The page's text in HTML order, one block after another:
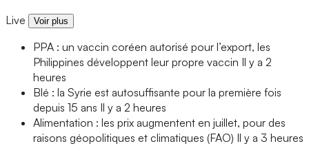
Live Voir plus
PPA : un vaccin coréen autorisé pour l’export, les
Philippines développent leur propre vaccin Il y a 2
heures
Blé : la Syrie est autosuffisante pour la première fois
depuis 15 ans Il y a 2 heures
Alimentation : les prix augmentent en juillet, pour des
raisons géopolitiques et climatiques (FAO) Il y a 3 heures